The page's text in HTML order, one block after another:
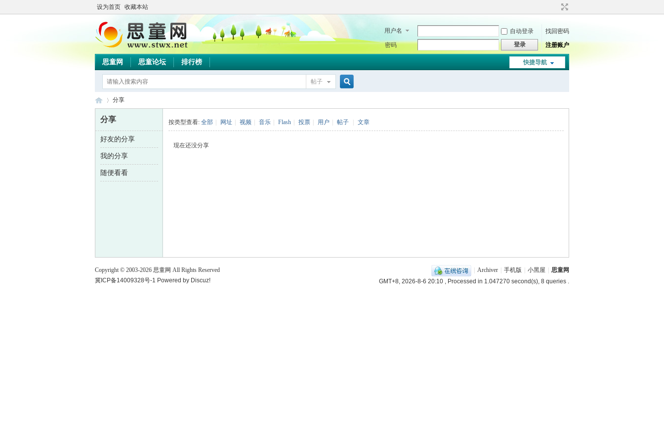
设为首页 收藏本站
用户名 自动登录
找回密码
密码
登录 注册账户
快捷导航
思童网 思童论坛 排行榜
帖子
思 ›
分享
分享
好友的分享
我的分享
随便看看
按类型查看: 全部 网址 视频 音乐 Flash 投票 用户 帖子 文章
现在还没分享
Archiver 手机版 小黑屋
思童网
GMT+8, 2026-8-6 20:10 , Processed in 1.047270 second(s), 8 queries .
Copyright © 2003-2026 思童网 All Rights Reserved
冀ICP备14009328号-1 Powered by Discuz!